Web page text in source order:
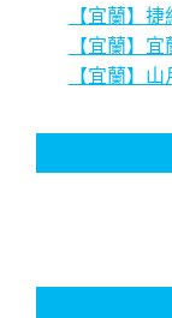
【宜蘭】
【宜蘭】
【宜蘭】